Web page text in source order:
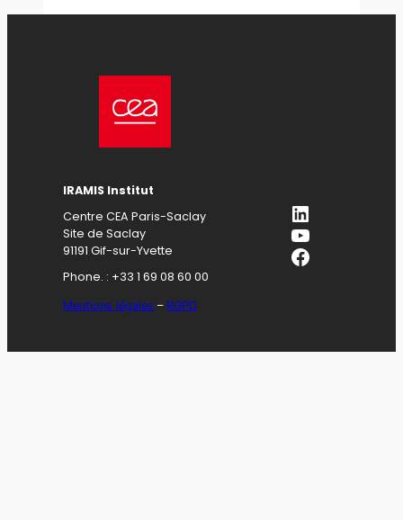
IRAMIS Institut
Centre CEA Paris-Saclay
Site de Saclay
91191 Gif-sur-Yvette
Phone. : +33 1 69 08 60 00
Mentions légales – RGPD
LinkedIn
YouTube
Facebook